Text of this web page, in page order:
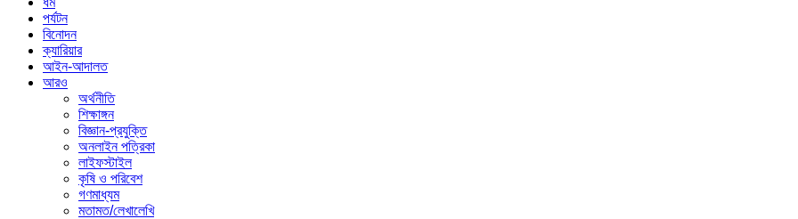
পর্যটন
বিনোদন
ক্যারিয়ার
আইন-আদালত
আরও
অর্থনীতি
শিক্ষাঙ্গন
বিজ্ঞান-প্রযুক্তি
অনলাইন পত্রিকা
লাইফস্টাইল
কৃষি ও পরিবেশ
গণমাধ্যম
মতামত/লেখালেখি